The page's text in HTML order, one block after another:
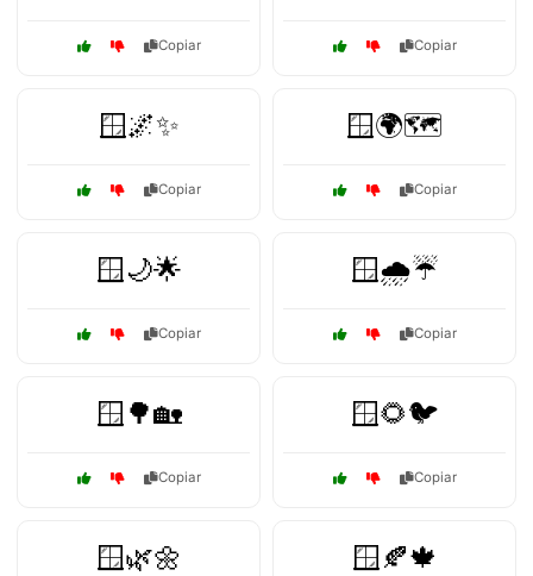
Copiar Copiar
🪟🌌✨
Copiar
🪟🌍🗺️
Copiar
🪟🌙🌟
Copiar
🪟🌧️☔
Copiar
🪟🌳🏡
Copiar
🪟🌻🐦
Copiar
🪟🌿🌼 🪟🍂🍁